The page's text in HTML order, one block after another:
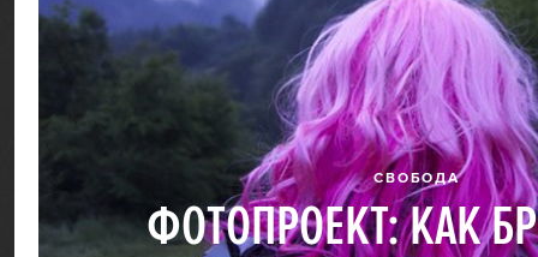
СВОБОДА
ФОТОПРОЕКТ: КАК